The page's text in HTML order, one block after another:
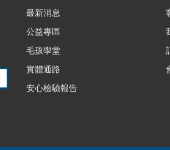
最新消息
公益專區
毛孩學堂
實體通路
安心檢驗報告